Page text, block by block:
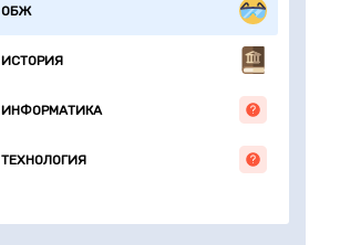
ОБЖ
ИСТОРИЯ
ИНФОРМАТИКА
ТЕХНОЛОГИЯ